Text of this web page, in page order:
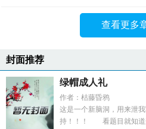
查看更多
封面推荐
绿帽成人礼
作者：枯藤昏鸦
这是一个新脑洞，用来泄
持！！！ 看题目就知